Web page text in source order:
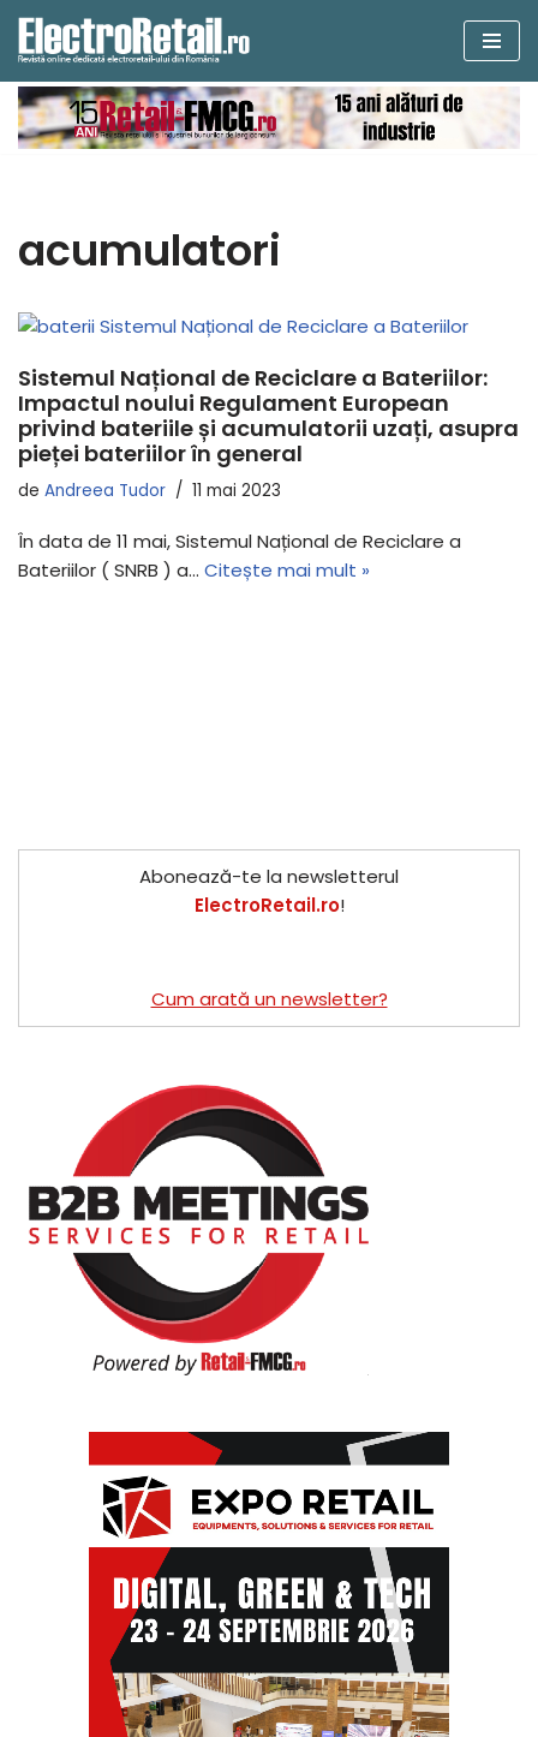
Sari
la
conținut
acumulatori
Sistemul Național de Reciclare a Bateriilor:
Impactul noului Regulament European
privind bateriile și acumulatorii uzați, asupra
pieței bateriilor în general
de Andreea Tudor 11 mai 2023
În data de 11 mai, Sistemul Național de Reciclare a
Bateriilor ( SNRB ) a… Citește mai mult »
Abonează-te la newsletterul
ElectroRetail.ro!
Cum arată un newsletter?